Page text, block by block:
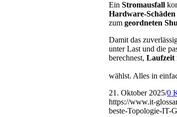
Ein Stromausfall
Hardware-Schäden
zum geordneten
Damit das
unter Last und die
berechnest, Laufzeit
wählst. Alles in
21. Oktober 2025/0
https://www.it-
beste-Topologie-IT-